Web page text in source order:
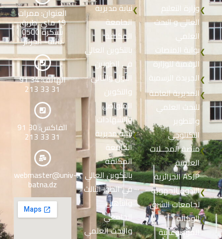
❮وزارة التعليم
العالي و البحث
العلمي
❮بوابة المنصات
الرقمية للوزارة
❮الجريدة الرسمية
❮المديرية العامة
للبحث العلمي
والتطوير
التكنلوجي
❮منصة المجــلات
العلمية
الجزائرية ASJP
❮الندوة الجهوية
لجامعات الشرق
❮الوكالة
الموضوعاتية
❮نيابة مديرية
الجامعة
المكلفة
بالتكوين العالي
في الطورين
الأول والثاني
والتكوين
المتواصل
والشهادات
❮نيابة مديرية
الجامعة
المكلفة
بالتكوين العالي
في الطور الثالث
والتأهيل
الجامعي
والبحث العلمي
العنوان: ممرات
19 ماي. طريق
بسكرة 0500
باتنة- الجزائر
الهاتف: 34 91
31 33 213
الفاكس: 30 91
31 33 213
webmaster@univ-
batna.dz